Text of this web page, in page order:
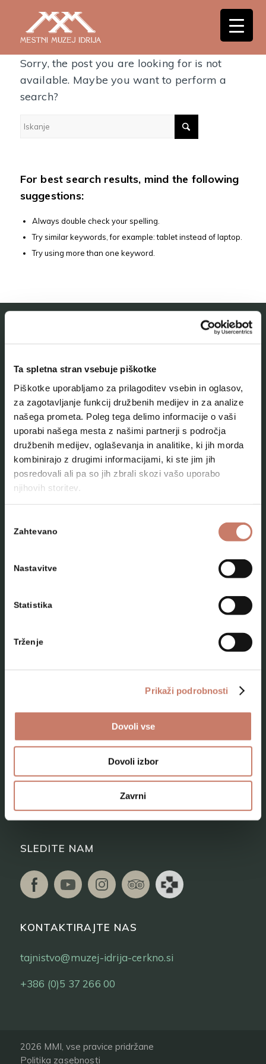
Ta spletna stran vsebuje piškotke
Piškotke uporabljamo za prilagoditev vsebin in oglasov,
za zagotavljanje funkcij družbenih medijev in za analize
našega prometa. Poleg tega delimo informacije o vaši
uporabi našega mesta z našimi partnerji s področja
družbenih medijev, oglaševanja in analitike, ki jih morda
kombinirajo z drugimi informacijami, ki ste jim jih
posredovali ali pa so jih zbrali skozi vašo uporabo
njihovih storitev.
soglasja
Zahtevano
Nastavitve
Statistika
Trženje
Prikaži podrobnosti
Dovoli vse
Dovoli izbor
Zavrni
Nothing Found
Sorry, the post you are looking for is not
available. Maybe you want to perform a
search?
For best search results, mind the following
suggestions:
Always double check your spelling.
Try similar keywords, for example: tablet instead of laptop.
Try using more than one keyword.
O muzeju
Naše zbirke
Aktualno
Kontakt
Kam na izlet
Programi za skupine odraslih
Kje smo
SLEDITE NAM
KONTAKTIRAJTE NAS
tajnistvo@muzej-idrija-cerkno.si
+386 (0)5 37 266 00
2026 MMI, vse pravice pridržane
Politika zasebnosti